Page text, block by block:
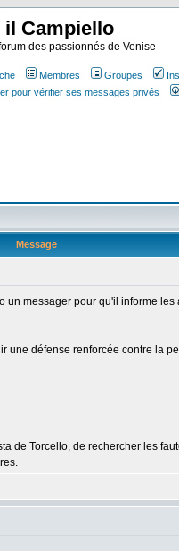
il Campiello
des passionnés de Venise
Membres Groupes
pour vérifier ses messages privés
Message
messager pour qu'il informe
une défense renforcée contre la
de Torcello, de rechercher les